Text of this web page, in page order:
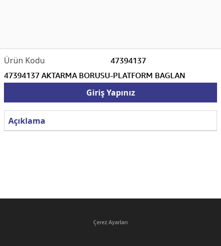
47394137
47394137 AKTARMA BORUSU-PLATFORM BAGLAN
Giriş Yapınız
Açıklama
Çerez Ayarları